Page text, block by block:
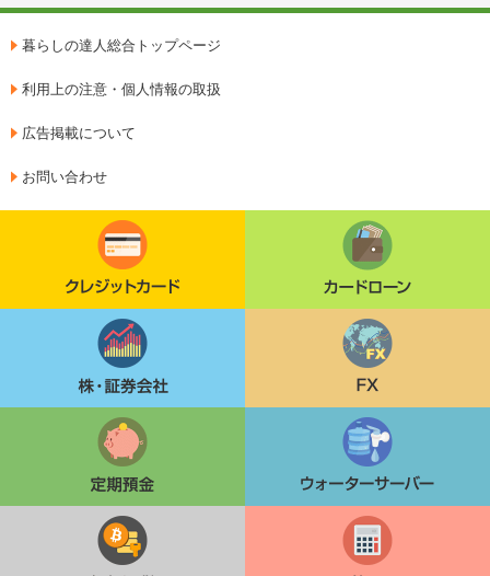
暮らしの達人総合トップページ
利用上の注意・個人情報の取扱
広告掲載について
お問い合わせ
クレジットカード カードローン
株・証券会社 FX
定期貯金 ウォーターサーバー
仮想通貨 簿記